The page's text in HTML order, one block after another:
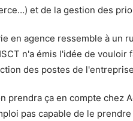
et de la gestion des
en agence ressemble à un
n'a émis l'idée de
des postes de
prendra ça en compte chez
pas capable de le